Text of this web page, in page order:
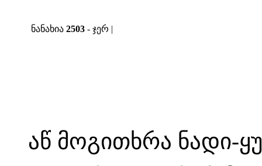
ნანახია 2503 - ჯერ |
აწ მოგითხრა ნადი-